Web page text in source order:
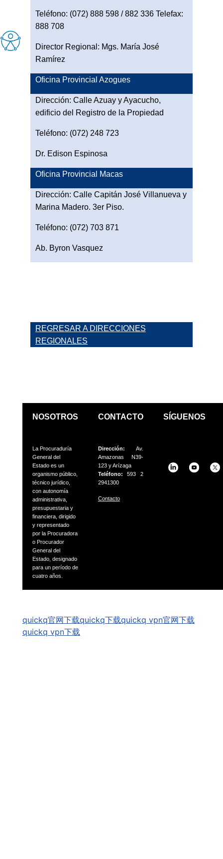
Teléfono: (072) 888 598 / 882 336 Telefax:
888 708
Director Regional: Mgs. María José
Ramírez
Oficina Provincial Azogues
Dirección: Calle Azuay y Ayacucho,
edificio del Registro de la Propiedad
Teléfono: (072) 248 723
Dr. Edison Espinosa
Oficina Provincial Macas
Dirección: Calle Capitán José Villanueva y
Marina Madero. 3er Piso.
Teléfono: (072) 703 871
Ab. Byron Vasquez
REGRESAR A DIRECCIONES
REGIONALES
NOSOTROS
La Procuraduría
General del
Estado es un
organismo público,
técnico jurídico,
con autonomía
administrativa,
presupuestaria y
financiera, dirigido
y representado
por la Procuradora
o Procurador
General del
Estado, designado
para un período de
cuatro años.
CONTACTO
Dirección: Av.
Amazonas N39-
123 y Arízaga
Teléfono:593 2
2941300
Contacto
SÍGUENOS
quickq官网下载quickq下载quickq vpn官网下载
quickq vpn下载